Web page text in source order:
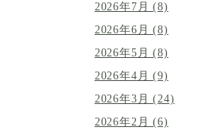
2026年7月 (8)
2026年6月 (8)
2026年5月 (8)
2026年4月 (9)
2026年3月 (24)
2026年2月 (6)